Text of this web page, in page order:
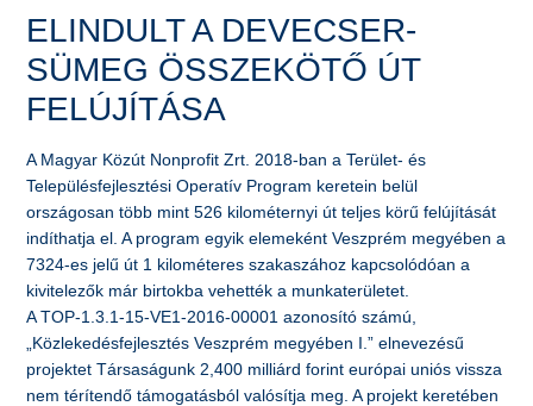
ELINDULT A DEVECSER-
SÜMEG ÖSSZEKÖTŐ ÚT
FELÚJÍTÁSA
​A Magyar Közút Nonprofit Zrt. 2018-ban a Terület- és
Településfejlesztési Operatív Program keretein belül
országosan több mint 526 kilométernyi út teljes körű felújítását
indíthatja el. A program egyik elemeként Veszprém megyében a
7324-es jelű út 1 kilométeres szakaszához kapcsolódóan a
kivitelezők már birtokba vehették a munkaterületet.
A TOP-1.3.1-15-VE1-2016-00001 azonosító számú,
„Közlekedésfejlesztés Veszprém megyében I.” elnevezésű
projektet Társaságunk 2,400 milliárd forint európai uniós vissza
nem térítendő támogatásból valósítja meg. A projekt keretében